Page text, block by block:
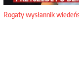
Rogaty wysłannik